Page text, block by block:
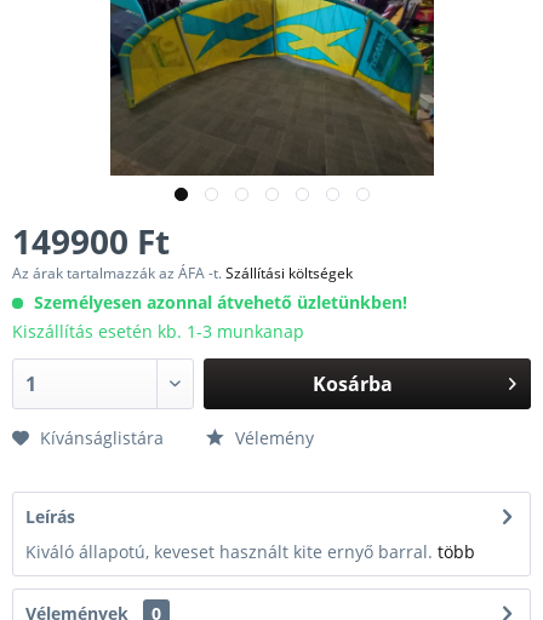
149900 Ft
Az árak tartalmazzák az ÁFA -t.Szállítási költségek
Személyesen azonnal átvehető üzletünkben!
Kiszállítás esetén kb. 1-3 munkanap
Kosárba
Kívánságlistára Vélemény
Leírás
Kiváló állapotú, keveset használt kite ernyő barral. több
Vélemények
0